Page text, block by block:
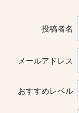
投稿者名
メールアドレス
おすすめレベル